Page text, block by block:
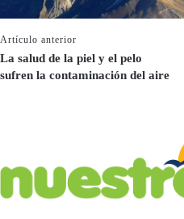
Artículo anterior
La salud de la piel y el pelo
sufren la contaminación del aire